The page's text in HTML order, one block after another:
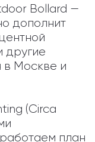
Bollard —
дополнит
другие
в Москве и
(Circa
план